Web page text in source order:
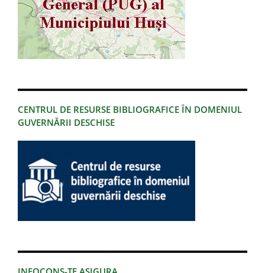
CENTRUL DE RESURSE BIBLIOGRAFICE ÎN DOMENIUL
GUVERNĂRII DESCHISE